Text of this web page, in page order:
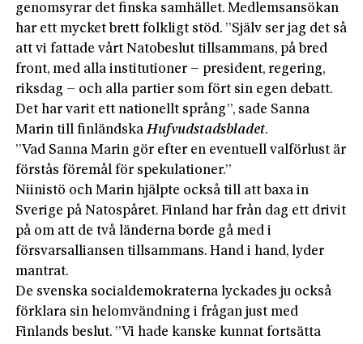
genomsyrar det finska samhället. Medlemsansökan
har ett mycket brett folkligt stöd. ”Själv ser jag det så
att vi fattade vårt Natobeslut tillsammans, på bred
front, med alla institutioner – president, rege­ring,
riksdag – och alla partier som fört sin egen debatt.
Det har varit ett nationellt språng”, sade Sanna
Marin till finländskaHufvudstadsbladet.
”Vad Sanna Marin gör efter en eventuell valförlust är
förstås föremål för spekulationer.”
Niinistö och Marin hjälpte också till att baxa in
Sverige på Natospåret. Finland har från dag ett drivit
på om att de två länderna borde gå med i
försvarsalliansen tillsammans. Hand i hand, lyder
mantrat.
De svenska socialdemokraterna lyckades ju också
förklara sin helomvändning i frågan just med
Finlands beslut. ”Vi hade kanske kunnat fortsätta